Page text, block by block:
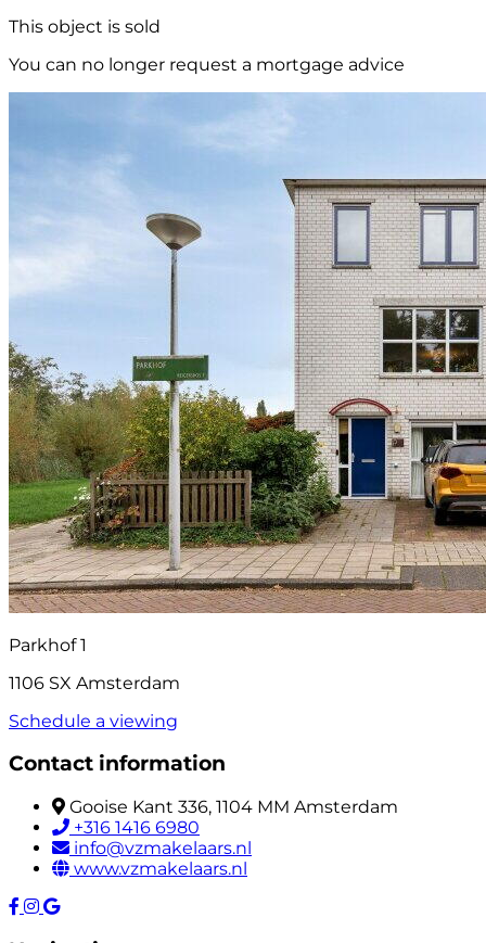
This object is sold
You can no longer request a mortgage advice
Parkhof 1
1106 SX Amsterdam
Schedule a viewing
Contact information
Gooise Kant 336, 1104 MM Amsterdam
+316 1416 6980
info@vzmakelaars.nl
www.vzmakelaars.nl